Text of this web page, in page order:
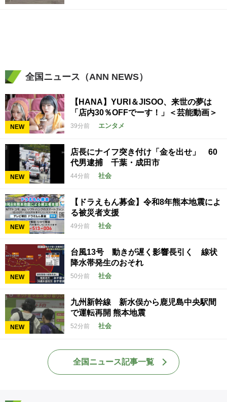
全国ニュース（ANN NEWS）
NEW
【HANA】YURI＆JISOO、来世の夢は
「店内30％OFFでーす！」＜芸能動画＞
39分前 エンタメ
NEW
店長にナイフ突き付け「金を出せ」 60
代男逮捕 千葉・成田市
44分前 社会
NEW
【ドラえもん募金】令和8年熊本地震によ
る被災者支援
49分前 社会
NEW
台風13号 動きが遅く影響長引く 線状
降水帯発生のおそれ
50分前 社会
NEW
九州新幹線 新水俣から鹿児島中央駅間
で運転再開 熊本地震
52分前 社会
全国ニュース記事一覧